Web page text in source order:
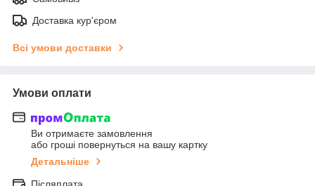
Доставка кур'єром
Всі умови доставки
Умови оплати
Ви отримаєте замовлення
або гроші повернуться на вашу картку
Детальніше